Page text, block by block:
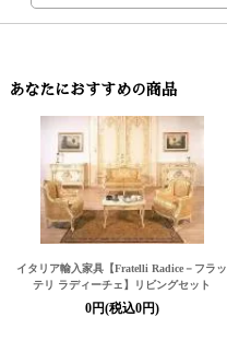
あなたにおすすめの商品
イタリア輸入家具【Fratelli Radice－フラッ
テリ ラディーチェ】リビングセット
0円(税込0円)